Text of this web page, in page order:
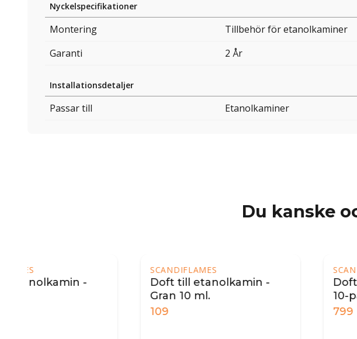
Nyckelspecifikationer
Montering
Tillbehör för etanolkaminer
Garanti
2 År
Installationsdetaljer
Passar till Etanolkaminer
Du kanske
Doft till etanolkamin -
Doft till